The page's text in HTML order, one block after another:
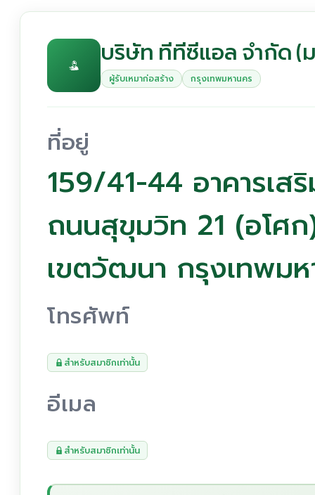
บริษัท ทีทีซีแอล จำกัด (
ผู้รับเหมาก่อสร้าง กรุงเทพมหานคร
ที่อยู่
159/41-44 อาคารเส
ถนนสุขุมวิท 21 (อโศ
เขตวัฒนา กรุงเทพมห
โทรศัพท์
สำหรับสมาชิกเท่านั้น
อีเมล
สำหรับสมาชิกเท่านั้น